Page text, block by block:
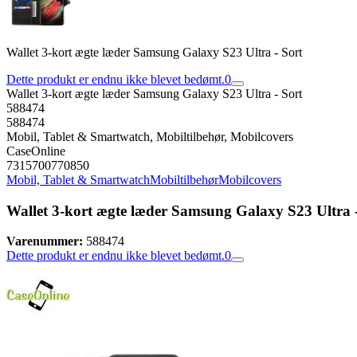
Wallet 3-kort ægte læder Samsung Galaxy S23 Ultra - Sort
Dette produkt er endnu ikke blevet bedømt.0
Wallet 3-kort ægte læder Samsung Galaxy S23 Ultra - Sort
588474
588474
Mobil, Tablet & Smartwatch, Mobiltilbehør, Mobilcovers
CaseOnline
7315700770850
Mobil, Tablet & SmartwatchMobiltilbehørMobilcovers
Wallet 3-kort ægte læder Samsung Galaxy S23 Ultra
Varenummer: 588474
Dette produkt er endnu ikke blevet bedømt.0